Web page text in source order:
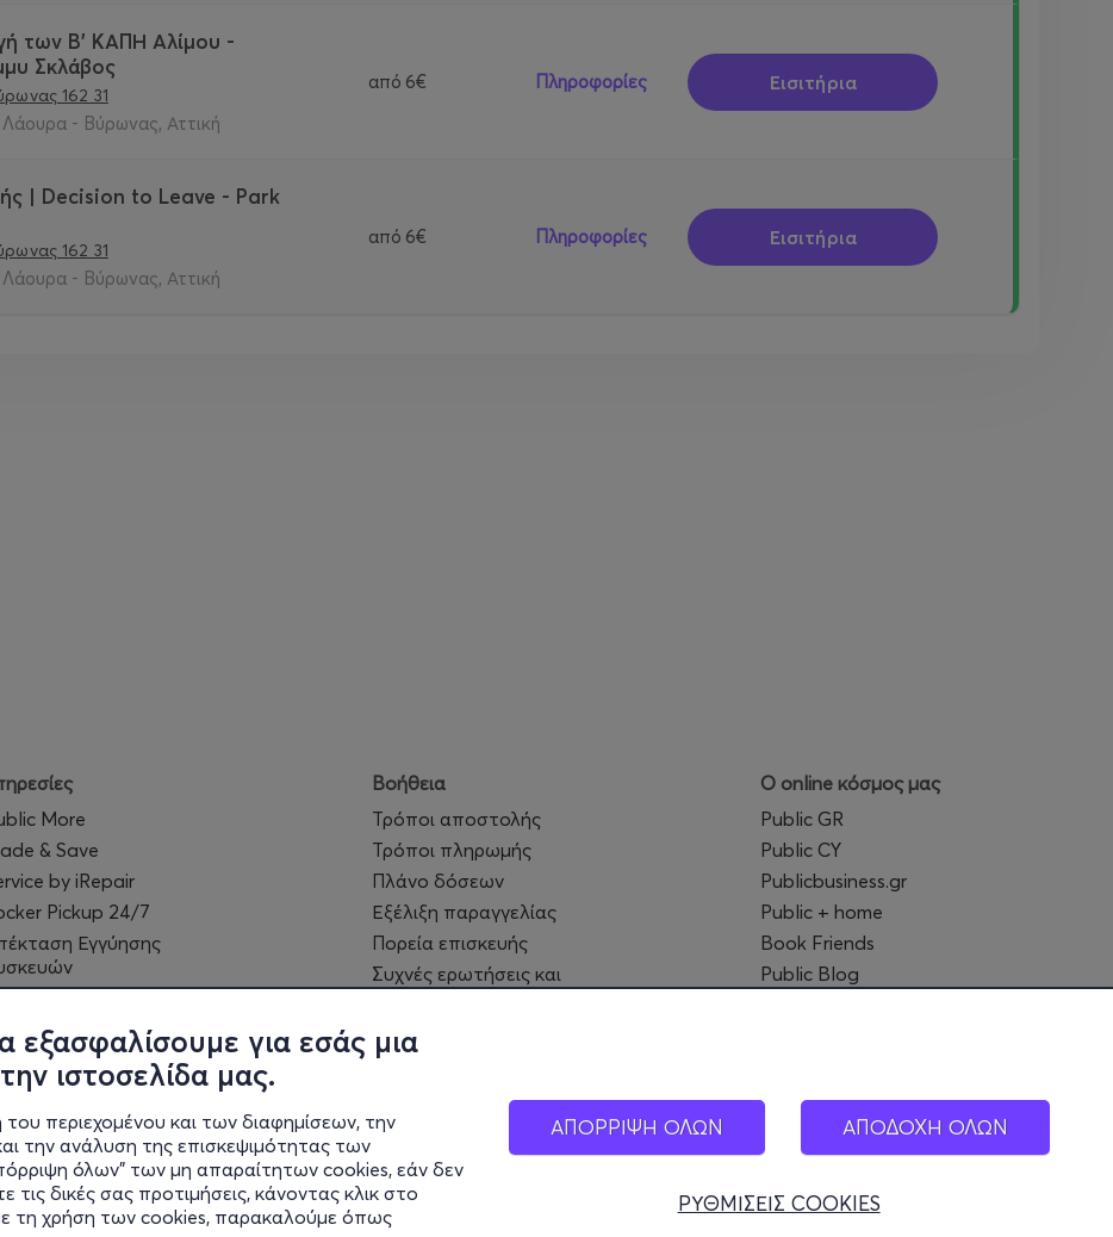
για εσάς μια
ιστοσελίδα μας.
περιεχομένου και των διαφημίσεων, την
την ανάλυση της επισκεψιμότητας των
όλων" των μη απαραίτητων cookies, εάν δεν
δικές σας προτιμήσεις, κάνοντας κλικ στο
τη χρήση των cookies, παρακαλούμε όπως
ΑΠΟΡΡΙΨΗ ΟΛΩΝ ΑΠΟΔΟΧΗ ΟΛΩΝ
ΡΥΘΜΙΣΕΙΣ COOKIES
των Β' ΚΑΠΗ Αλίμου -
Σκλάβος
162 31
- Βύρωνας, Αττική
από 6€ Πληροφορίες Εισιτήρια
| Decision to Leave - Park
162 31
- Βύρωνας, Αττική
από 6€ Πληροφορίες Εισιτήρια
More
& Save
by iRepair
Pickup 24/7
Εγγύησης
MyClub
Βοήθεια
Τρόποι αποστολής
Τρόποι πληρωμής
Πλάνο δόσεων
Εξέλιξη παραγγελίας
Πορεία επισκευής
Συχνές ερωτήσεις και
Ο online κόσμος μας
Public GR
Public CY
Publicbusiness.gr
Public + home
Book Friends
Public Blog